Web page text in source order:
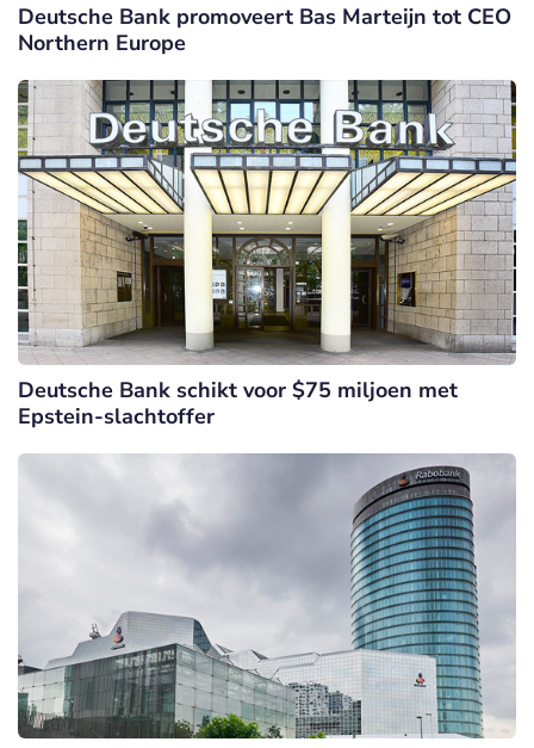
Deutsche Bank promoveert Bas Marteijn tot CEO
Northern Europe
Deutsche Bank schikt voor $75 miljoen met
Epstein-slachtoffer